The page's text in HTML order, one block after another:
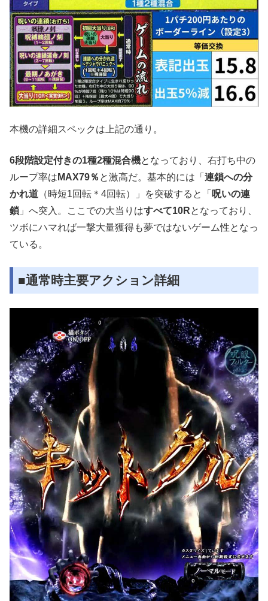
本機の詳細スペックは上記の通り。
6段階設定付きの1種2種混合機となっており、右打ち中の
ループ率は MAX79％ と激高だ。基本的には「 連鎖への分
かれ道 （時短1回転＊4回転）」を突破すると「 呪いの連
鎖 」へ突入。ここでの大当りはすべて10Rとなっており、
ツボにハマれば一撃大量獲得も夢ではないゲーム性となっ
ている。
■通常時主要アクション詳細